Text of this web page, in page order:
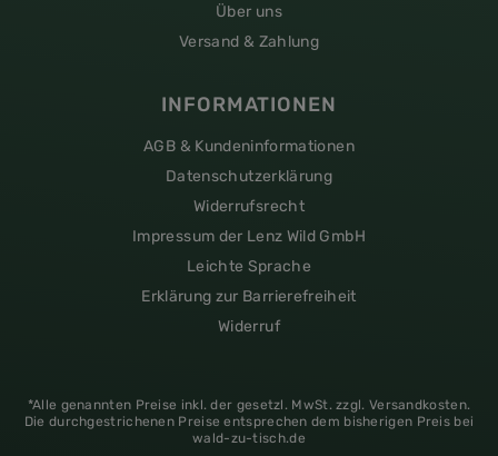
Über uns
Versand & Zahlung
INFORMATIONEN
AGB & Kundeninformationen
Datenschutzerklärung
Widerrufsrecht
Impressum der Lenz Wild GmbH
Leichte Sprache
Erklärung zur Barrierefreiheit
Widerruf
*Alle genannten Preise inkl. der gesetzl. MwSt. zzgl. Versandkosten.
Die durchgestrichenen Preise entsprechen dem bisherigen Preis bei
wald-zu-tisch.de